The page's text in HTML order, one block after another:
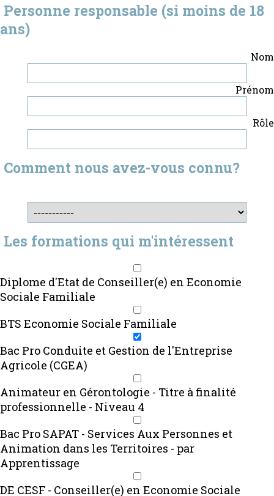
Personne responsable (si moins de 18
ans)
Nom
Prénom
Rôle
Comment nous avez-vous connu?
Les formations qui m'intéressent
Diplome d'Etat de Conseiller(e) en Economie
Sociale Familiale
BTS Economie Sociale Familiale
Bac Pro Conduite et Gestion de l'Entreprise
Agricole (CGEA)
Animateur en Gérontologie - Titre à finalité
professionnelle - Niveau 4
Bac Pro SAPAT - Services Aux Personnes et
Animation dans les Territoires - par
Apprentissage
DE CESF - Conseiller(e) en Economie Sociale